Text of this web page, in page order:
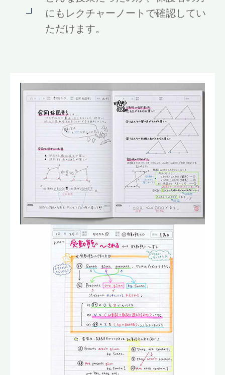
にもレクチャーノートで確認してい
ただけます。